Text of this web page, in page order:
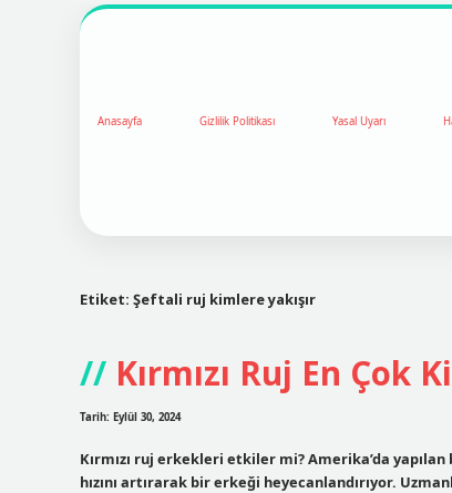
Anasayfa Gizlilik Politikası Yasal Uyarı
Etiket: Şeftali ruj kimlere yakışır
Kırmızı Ruj En Çok
Tarih: Eylül 30, 2024
Kırmızı ruj erkekleri etkiler mi? Amerika’da yapılan
hızını artırarak bir erkeği heyecanlandırıyor.